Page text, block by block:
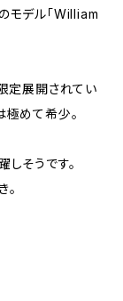
モデル「William
定展開されてい
極めて希少。
そうです。